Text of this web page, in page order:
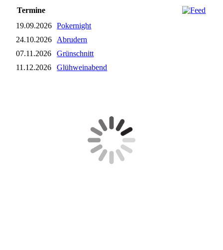
Termine
19.09.2026
Pokernight
24.10.2026
Abrudern
07.11.2026
Grünschnitt
11.12.2026
Glühweinabend